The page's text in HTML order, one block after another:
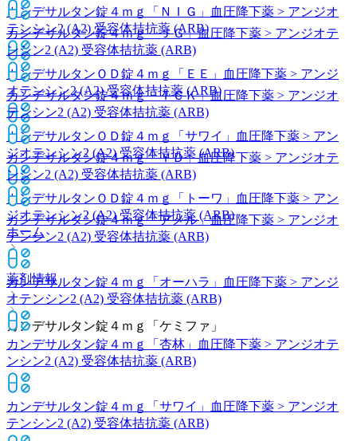
カンデサルタン錠４ｍｇ「ＮＩＧ」
血圧降下薬 > アンジオ
テンシン2 (A2) 受容体拮抗薬 (ARB)
カンデサルタンＯＤ錠４ｍｇ「ＥＥ」
血圧降下薬 > アンジ
オテンシン2 (A2) 受容体拮抗薬 (ARB)
カンデサルタンＯＤ錠４ｍｇ「サワイ」
血圧降下薬 > アン
ジオテンシン2 (A2) 受容体拮抗薬 (ARB)
カンデサルタンＯＤ錠４ｍｇ「トーワ」
血圧降下薬 > アン
ジオテンシン2 (A2) 受容体拮抗薬 (ARB)
ホーム
薬剤情報
カンデサルタン錠４ｍｇ「ケミファ」
カンデサルタン錠４ｍｇ「ＪＧ」血圧降下薬 > アンジオテ
ンシン2 (A2) 受容体拮抗薬 (ARB)
カンデサルタン錠４ｍｇ「ＴＣＫ」血圧降下薬 > アンジオ
テンシン2 (A2) 受容体拮抗薬 (ARB)
カンデサルタン錠４ｍｇ「ＹＤ」血圧降下薬 > アンジオテ
ンシン2 (A2) 受容体拮抗薬 (ARB)
カンデサルタン錠４ｍｇ「アメル」血圧降下薬 > アンジオ
テンシン2 (A2) 受容体拮抗薬 (ARB)
カンデサルタン錠４ｍｇ「オーハラ」
血圧降下薬 > アンジ
オテンシン2 (A2) 受容体拮抗薬 (ARB)
カンデサルタン錠４ｍｇ「杏林」
血圧降下薬 > アンジオテ
ンシン2 (A2) 受容体拮抗薬 (ARB)
カンデサルタン錠４ｍｇ「サワイ」
血圧降下薬 > アンジオ
テンシン2 (A2) 受容体拮抗薬 (ARB)